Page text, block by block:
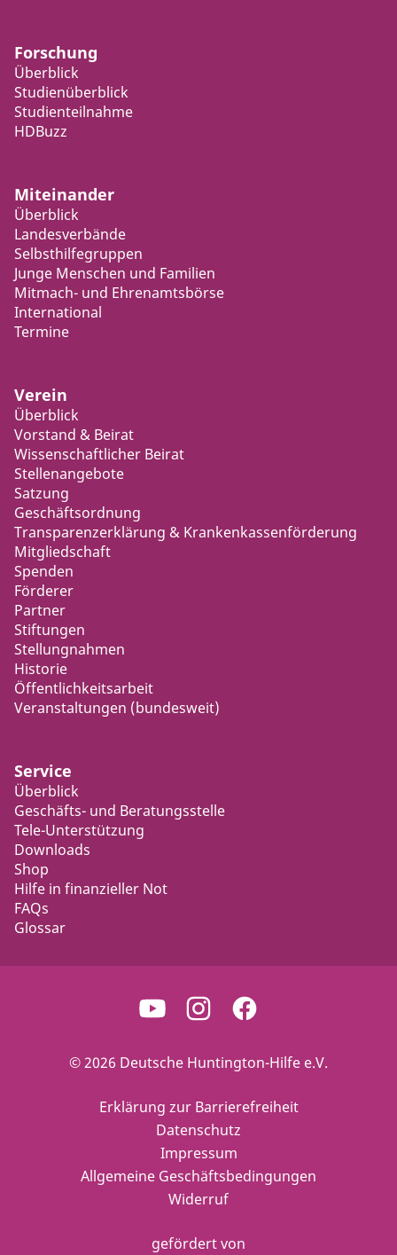
Forschung
Überblick
Studienüberblick
Studienteilnahme
HDBuzz
Miteinander
Überblick
Landesverbände
Selbsthilfegruppen
Junge Menschen und Familien
Mitmach- und Ehrenamtsbörse
International
Termine
Verein
Überblick
Vorstand & Beirat
Wissenschaftlicher Beirat
Stellenangebote
Satzung
Geschäftsordnung
Transparenzerklärung & Krankenkassenförderung
Mitgliedschaft
Spenden
Förderer
Partner
Stiftungen
Stellungnahmen
Historie
Öffentlichkeitsarbeit
Veranstaltungen (bundesweit)
Service
Überblick
Geschäfts- und Beratungsstelle
Tele-Unterstützung
Downloads
Shop
Hilfe in finanzieller Not
FAQs
Glossar
© 2026 Deutsche Huntington-Hilfe e.V.
gefördert von
Erklärung zur Barrierefreiheit
Datenschutz
Impressum
Allgemeine Geschäftsbedingungen
Widerruf